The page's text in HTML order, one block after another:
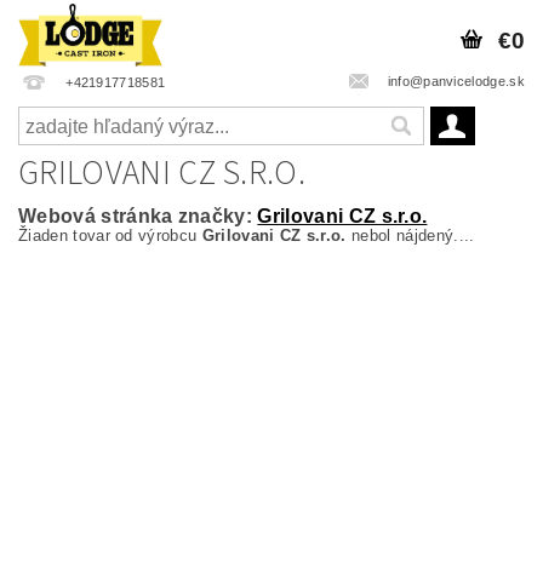
+421917718581 info@panvicelodge.sk
€0
GRILOVANI CZ S.R.O.
Webová stránka značky:Grilovani CZ s.r.o.
Žiaden tovar od výrobcu Grilovani CZ s.r.o. nebol nájdený....